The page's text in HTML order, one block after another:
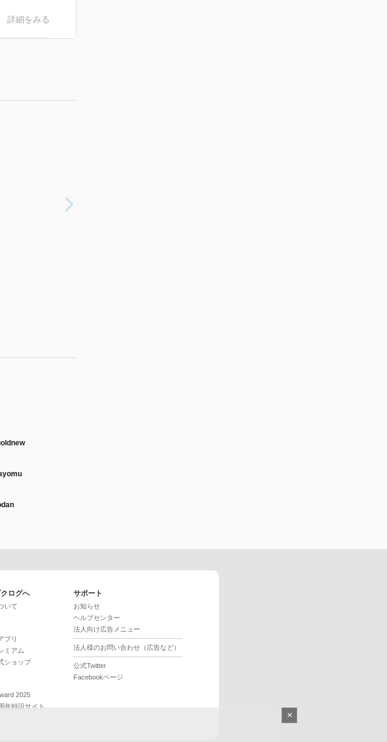
詳細をみる
ログへ
いて
プリ
ミアム
ショップ
2025
年特設サイト
サポート
お知らせ
ヘルプセンター
法人向け広告メニュー
法人様のお問い合わせ（広告など）
公式Twitter
Facebookページ
×